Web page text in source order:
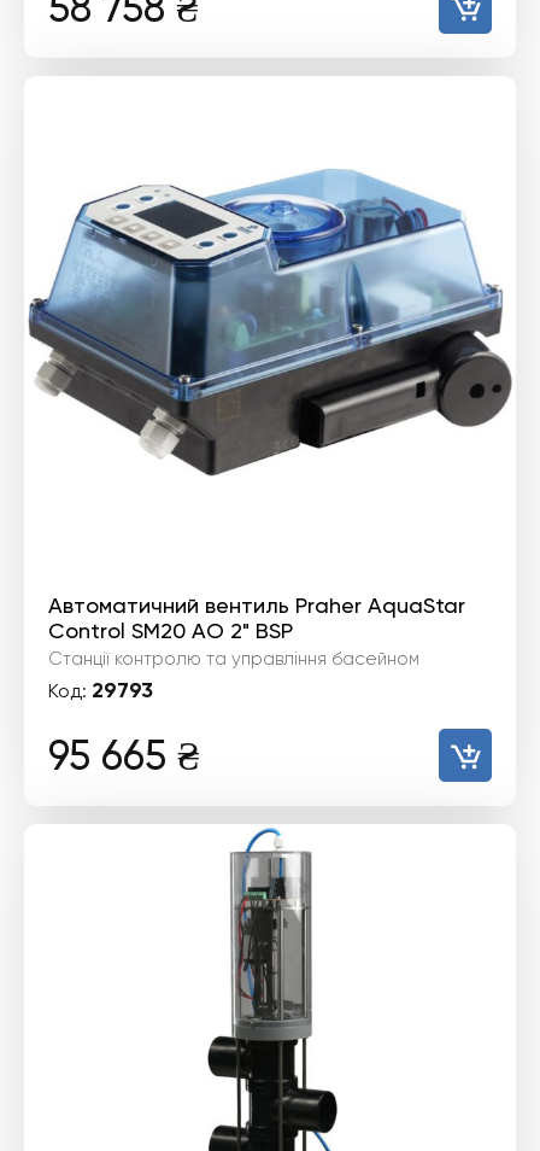
Автоматичний вентиль Praher AquaStar
Control SM20 AO 2" BSP
Станції контролю та управління басейном
Код: 29793
95 665 ₴